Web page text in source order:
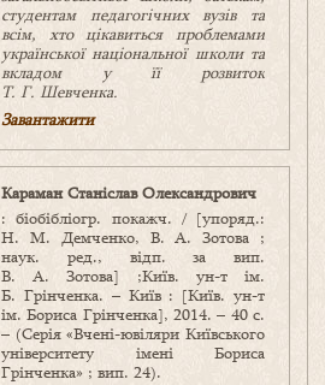
студентам педагогічних вузів та
всім, хто цікавиться проблемами
української національної школи та
вкладом у її розвиток
Т. Г. Шевченка.
Завантажити
Караман Станіслав Олександрович
: біобібліогр. покажч. / [упоряд.:
Н. М. Демченко, В. А. Зотова ;
наук. ред., відп. за вип.
В. А. Зотова] ;Київ. ун-т ім.
Б. Грінченка. – Київ : [Київ. ун-т
ім. Бориса Грінченка], 2014. – 40 с.
– (Серія «Вчені-ювіляри Київського
університету імені Бориса
Грінченка» ; вип. 24).